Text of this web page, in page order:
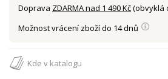
Doprava ZDARMA nad 1 490 Kč(obvyklá
Možnost vrácení zboží do 14 dnů
Kde v katalogu